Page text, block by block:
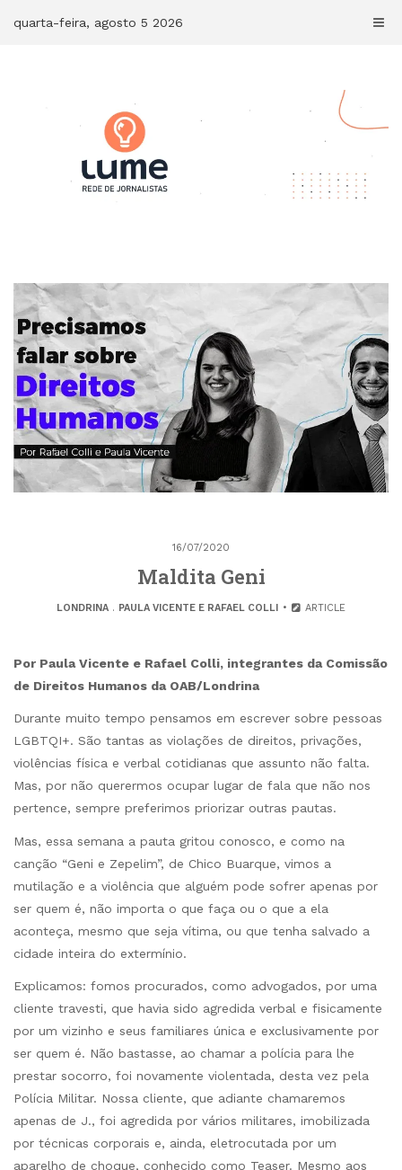
quarta-feira, agosto 5 2026
16/07/2020
Maldita Geni
LONDRINA. PAULA VICENTE E RAFAEL COLLI ARTICLE
Por Paula Vicente e Rafael Colli, integrantes da Comissão
de Direitos Humanos da OAB/Londrina
Durante muito tempo pensamos em escrever sobre pessoas
LGBTQI+. São tantas as violações de direitos, privações,
violências física e verbal cotidianas que assunto não falta.
Mas, por não querermos ocupar lugar de fala que não nos
pertence, sempre preferimos priorizar outras pautas.
Mas, essa semana a pauta gritou conosco, e como na
canção “Geni e Zepelim”, de Chico Buarque, vimos a
mutilação e a violência que alguém pode sofrer apenas por
ser quem é, não importa o que faça ou o que a ela
aconteça, mesmo que seja vítima, ou que tenha salvado a
cidade inteira do extermínio.
Explicamos: fomos procurados, como advogados, por uma
cliente travesti, que havia sido agredida verbal e fisicamente
por um vizinho e seus familiares única e exclusivamente por
ser quem é. Não bastasse, ao chamar a polícia para lhe
prestar socorro, foi novamente violentada, desta vez pela
Polícia Militar. Nossa cliente, que adiante chamaremos
apenas de J., foi agredida por vários militares, imobilizada
por técnicas corporais e, ainda, eletrocutada por um
aparelho de choque, conhecido como Teaser. Mesmo aos